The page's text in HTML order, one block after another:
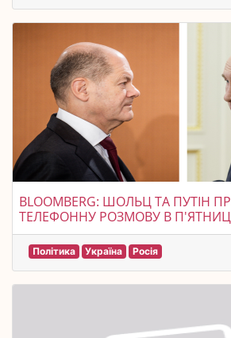
BLOOMBERG: ШОЛЬЦ ТА ПУТІН
ТЕЛЕФОННУ РОЗМОВУ В
Політика Україна Росія